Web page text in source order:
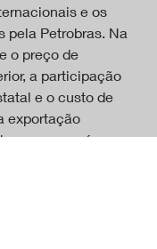
e os
pela Petrobras. Na
o preço de
a participação
e o custo de
exportação
e que, na época,